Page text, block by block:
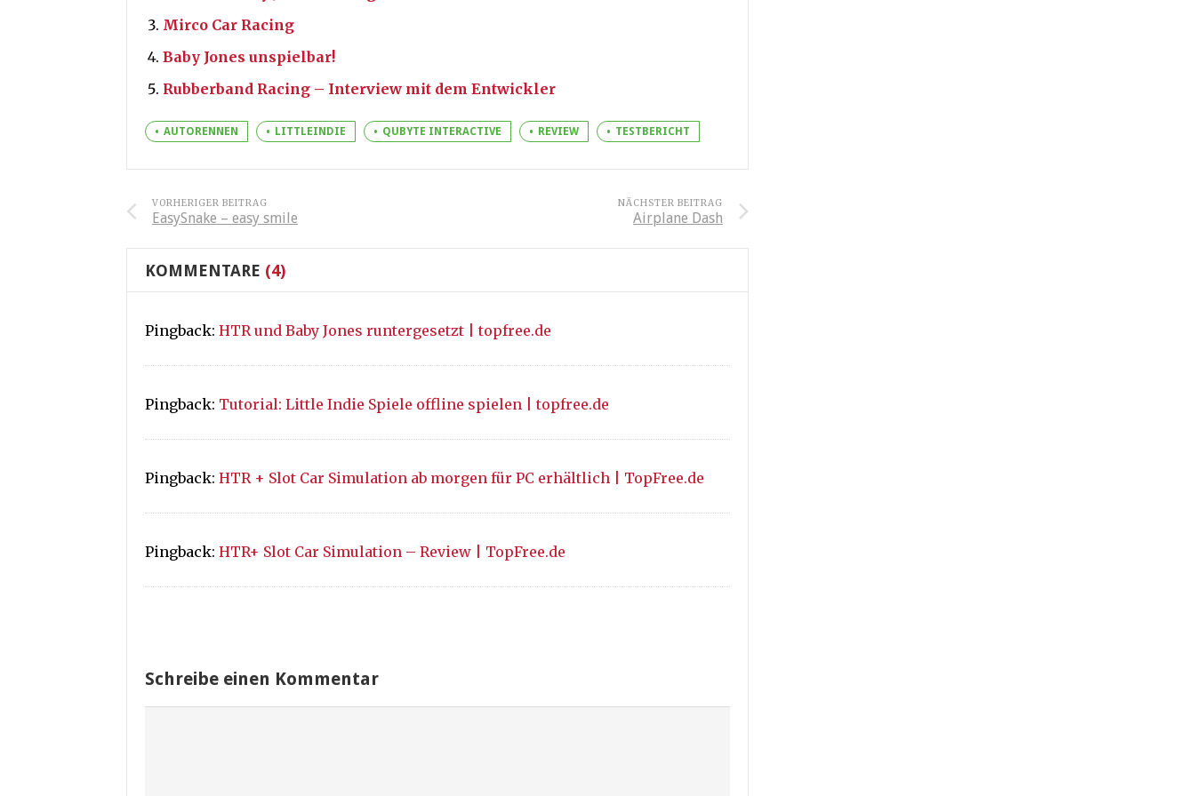
Mirco Car Racing
Baby Jones unspielbar!
Rubberband Racing – Interview mit dem Entwickler
AUTORENNEN LITTLEINDIE QUBYTE INTERACTIVE REVIEW TESTBERICHT
VORHERIGER BEITRAG
EasySnake – easy smile
NÄCHSTER BEITRAG
Airplane Dash
KOMMENTARE (4)
Pingback: HTR und Baby Jones runtergesetzt | topfree.de
Pingback: Tutorial: Little Indie Spiele offline spielen | topfree.de
Pingback: HTR + Slot Car Simulation ab morgen für PC erhältlich | TopFree.de
Pingback: HTR+ Slot Car Simulation – Review | TopFree.de
Schreibe einen Kommentar